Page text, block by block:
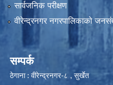
सार्वजनिक परीक्षण
वीरेन्द्रनगर नगरपालिकाकाे
सम्पर्क
ठेगाना : वीरेन्द्रनगर-८ , सुर्खेत